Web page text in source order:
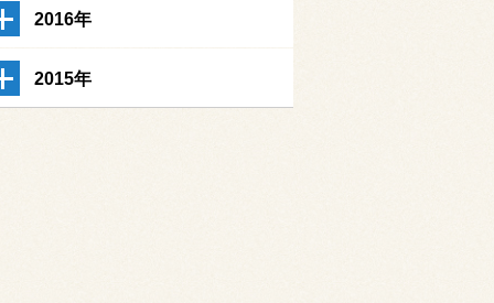
2016年
2015年